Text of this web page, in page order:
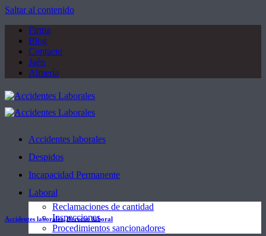
Saltar al contenido
Firma
Blog
Contacto
Jaén
Almería
Accidentes laborales
Despidos
Incapacidad Permanente
Laboral
Reclamaciones de cantidad
Inspecciones
Procedimientos sancionadores
Accidentes laborales,Derecho laboral